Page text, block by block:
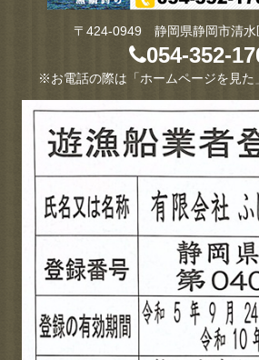
〒424-0949 静岡県静岡市清水
054-352-
※お電話の際は「ホームページを見た